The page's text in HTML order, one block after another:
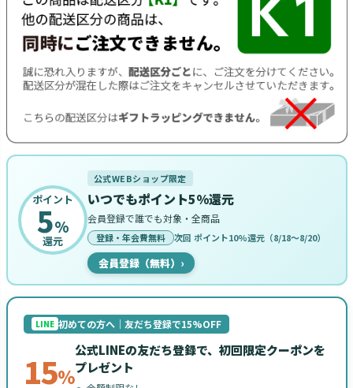
ポイント
5%
還元
公式WEBショップ限定
いつでもポイント5%還元
会員登録で誰でも対象・全商品
登録・年会費無料 次回 ポイント10%還元（8/18〜8/20）
会員登録（無料） ›
LINE 初めての方へ｜友だち登録で15%OFF
15%
公式LINEの友だち登録で、初回限定クーポンを
プレゼント